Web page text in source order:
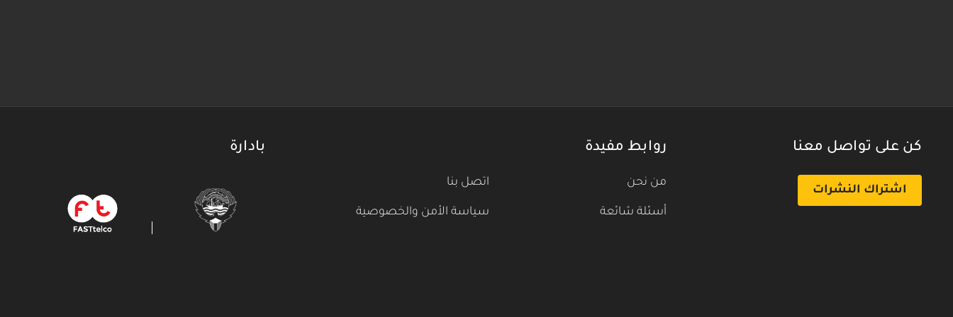
كن على تواصل معنا
اشتراك النشرات
روابط مفيدة
من نحن
أسئلة شائعة
اتصل بنا
سياسة الأمن والخصوصية
بادارة